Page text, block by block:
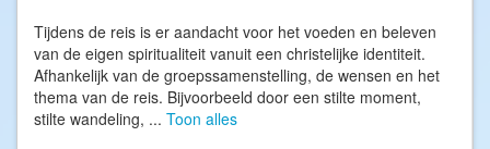
Tijdens de reis is er aandacht voor het voeden en beleven
van de eigen spiritualiteit vanuit een christelijke identiteit.
Afhankelijk van de groepssamenstelling, de wensen en het
thema van de reis. Bijvoorbeeld door een stilte moment,
stilte wandeling, ... Toon alles